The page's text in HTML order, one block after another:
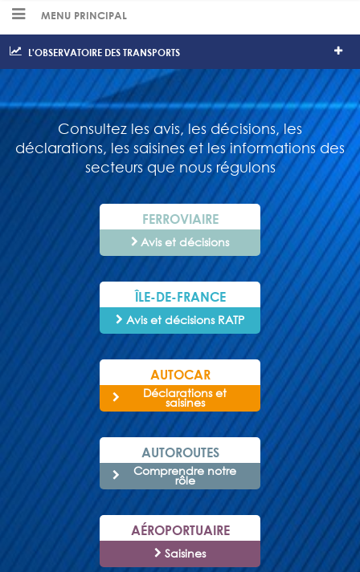
MENU PRINCIPAL
L'OBSERVATOIRE DES TRANSPORTS
Consultez les avis, les décisions, les
déclarations, les saisines et les informations des
secteurs que nous régulons
FERROVIAIRE
Avis et décisions
ÎLE-DE-FRANCE
Avis et décisions RATP
AUTOCAR
Déclarations et
saisines
AUTOROUTES
Comprendre notre
rôle
AÉROPORTUAIRE
Saisines